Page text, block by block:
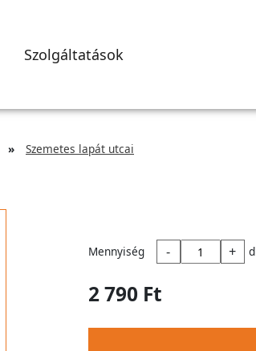
Szolgáltatások
Szemetes lapát utcai
Mennyiség - +
2 790 Ft